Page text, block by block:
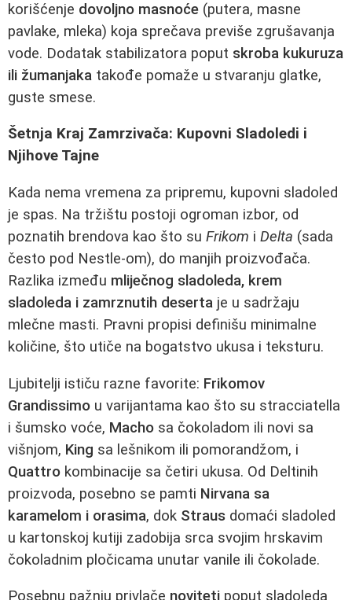
korišćenje dovoljno masnoće (putera, masne
pavlake, mleka) koja sprečava previše zgrušavanja
vode. Dodatak stabilizatora poput skroba kukuruza
ili žumanjaka takođe pomaže u stvaranju glatke,
guste smese.
Šetnja Kraj Zamrzivača: Kupovni Sladoledi i
Njihove Tajne
Kada nema vremena za pripremu, kupovni sladoled
je spas. Na tržištu postoji ogroman izbor, od
poznatih brendova kao što su Frikom i Delta (sada
često pod Nestle-om), do manjih proizvođača.
Razlika između mliječnog sladoleda, krem
sladoleda i zamrznutih deserta je u sadržaju
mlečne masti. Pravni propisi definišu minimalne
količine, što utiče na bogatstvo ukusa i teksturu.
Ljubitelji ističu razne favorite: Frikomov
Grandissimo u varijantama kao što su stracciatella
i šumsko voće, Macho sa čokoladom ili novi sa
višnjom, King sa lešnikom ili pomorandžom, i
Quattro kombinacije sa četiri ukusa. Od Deltinih
proizvoda, posebno se pamti Nirvana sa
karamelom i orasima, dok Straus domaći sladoled
u kartonskoj kutiji zadobija srca svojim hrskavim
čokoladnim pločicama unutar vanile ili čokolade.
Posebnu pažnju privlače noviteti poput sladoleda